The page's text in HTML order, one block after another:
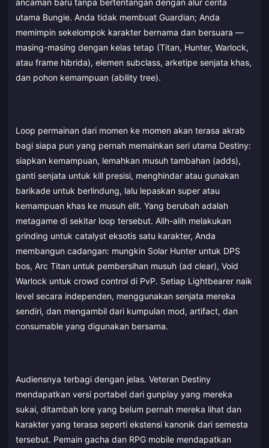
utama Bungie. Anda tidak membuat Guardian; Anda
memimpin sekelompok karakter bernama dan bersuara —
masing-masing dengan kelas tetap (Titan, Hunter, Warlock,
atau frame hibrida), elemen subclass, arketipe senjata khas,
dan pohon kemampuan (ability tree).
Loop permainan dari momen ke momen akan terasa akrab
bagi siapa pun yang pernah memainkan seri utama Destiny:
siapkan kemampuan, lemahkan musuh tambahan (adds),
ganti senjata untuk kill presisi, menghindar atau gunakan
barikade untuk berlindung, lalu lepaskan super atau
kemampuan khas ke musuh elit. Yang berubah adalah
metagame di sekitar loop tersebut. Alih-alih melakukan
grinding untuk catalyst eksotis satu karakter, Anda
membangun cadangan: mungkin Solar Hunter untuk DPS
bos, Arc Titan untuk pembersihan musuh (ad clear), Void
Warlock untuk crowd control di PvP. Setiap Lightbearer naik
level secara independen, menggunakan senjata mereka
sendiri, dan mengambil dari kumpulan mod, artifact, dan
consumable yang digunakan bersama.
Audiensnya terbagi dengan jelas. Veteran Destiny
mendapatkan versi portabel dari gunplay yang mereka
sukai, ditambah lore yang belum pernah mereka lihat dan
karakter yang terasa seperti ekstensi kanonik dari semesta
tersebut. Pemain gacha dan RPG mobile mendapatkan